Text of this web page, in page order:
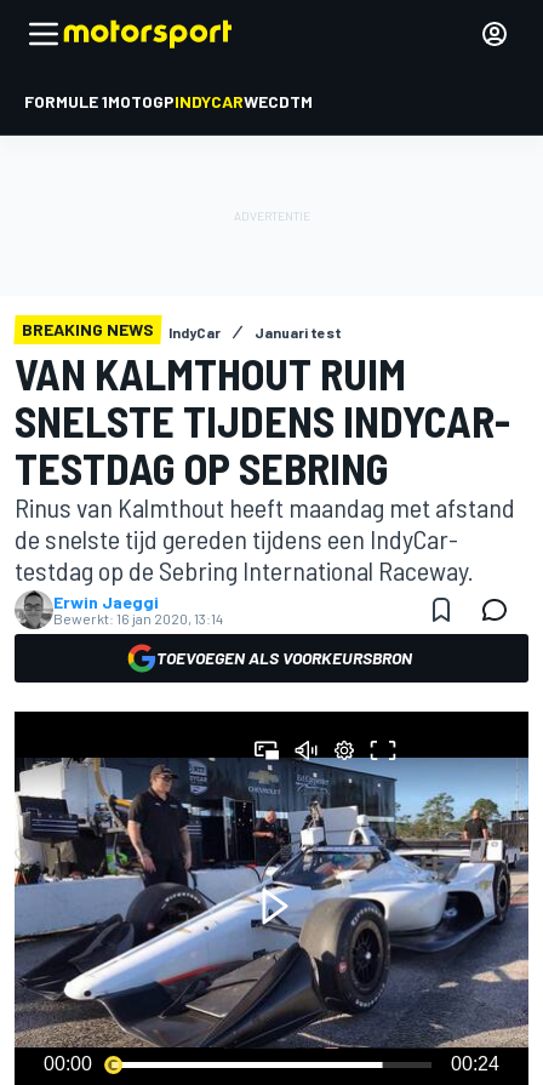
FORMULE 1MOTOGPINDYCARWECDTM
BREAKING NEWS IndyCar Januari test
VAN KALMTHOUT RUIM
SNELSTE TIJDENS INDYCAR-
TESTDAG OP SEBRING
Rinus van Kalmthout heeft maandag met afstand
de snelste tijd gereden tijdens een IndyCar-
testdag op de Sebring International Raceway.
Erwin Jaeggi
Bewerkt: 16 jan 2020, 13:14
TOEVOEGEN ALS VOORKEURSBRON
00:00 00:24